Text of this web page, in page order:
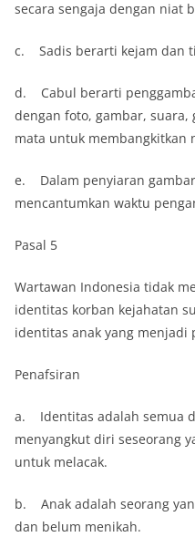
secara sengaja dengan niat
c. Sadis berarti kejam dan
d. Cabul berarti
dengan foto, gambar, suara,
mata untuk membangkitkan
e. Dalam penyiaran
mencantumkan waktu
Pasal 5
Wartawan Indonesia tidak
identitas korban kejahatan
identitas anak yang menjadi
Penafsiran
a. Identitas adalah semua
menyangkut diri seseorang
untuk melacak.
b. Anak adalah seorang
dan belum menikah.